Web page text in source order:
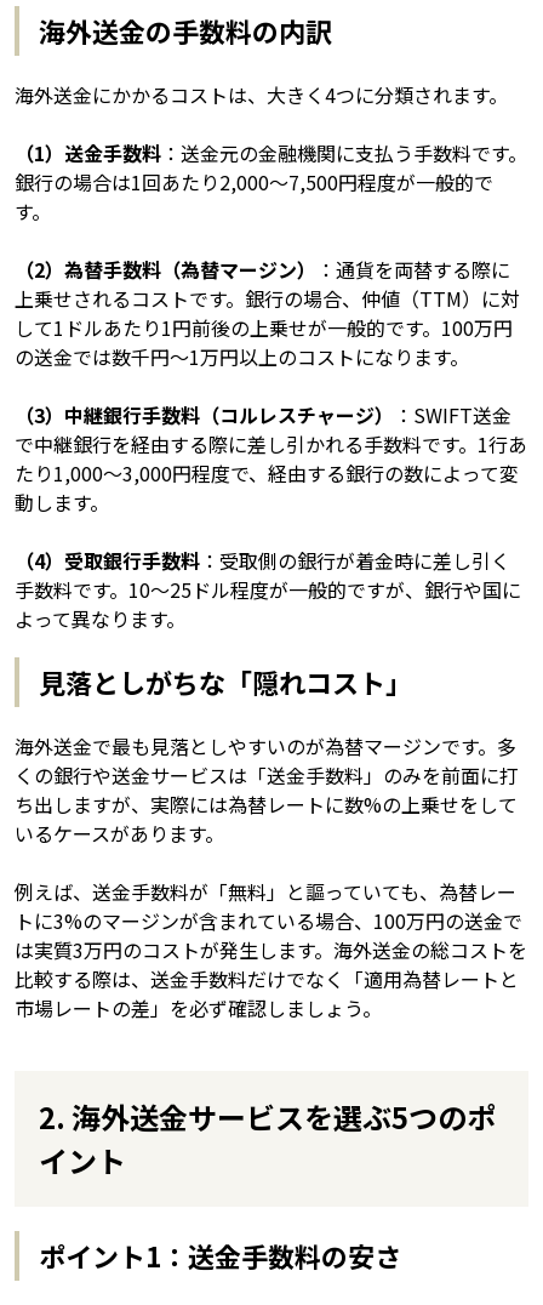
海外送金の手数料の内訳
海外送金にかかるコストは、大きく4つに分類されます。
（1）送金手数料 ：送金元の金融機関に支払う手数料です。
銀行の場合は1回あたり2,000〜7,500円程度が一般的で
す。
（2）為替手数料（為替マージン）
：通貨を両替する際に
上乗せされるコストです。銀行の場合、仲値（TTM）に対
して1ドルあたり1円前後の上乗せが一般的です。100万円
の送金では数千円〜1万円以上のコストになります。
（3）中継銀行手数料（コルレスチャージ）
：SWIFT送金
で中継銀行を経由する際に差し引かれる手数料です。1行あ
たり1,000〜3,000円程度で、経由する銀行の数によって変
動します。
（4）受取銀行手数料 ：受取側の銀行が着金時に差し引く
手数料です。10〜25ドル程度が一般的ですが、銀行や国に
よって異なります。
見落としがちな「隠れコスト」
海外送金で最も見落としやすいのが為替マージンです。多
くの銀行や送金サービスは「送金手数料」のみを前面に打
ち出しますが、実際には為替レートに数%の上乗せをして
いるケースがあります。
例えば、送金手数料が「無料」と謳っていても、為替レー
トに3%のマージンが含まれている場合、100万円の送金で
は実質3万円のコストが発生します。海外送金の総コストを
比較する際は、送金手数料だけでなく「適用為替レートと
市場レートの差」を必ず確認しましょう。
2. 海外送金サービスを選ぶ5つのポ
イント
ポイント1：送金手数料の安さ